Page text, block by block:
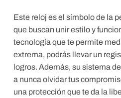
Este reloj es el símbolo de la
que buscan unir estilo y
tecnología que te permite
extrema, podrás llevar un
logros. Además, su sistema
a nunca olvidar tus
una protección que te da la